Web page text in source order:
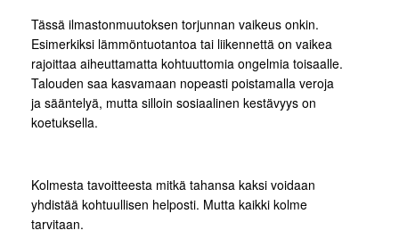
Tässä ilmastonmuutoksen torjunnan vaikeus onkin.
Esimerkiksi lämmöntuotantoa tai liikennettä on vaikea
rajoittaa aiheuttamatta kohtuuttomia ongelmia toisaalle.
Talouden saa kasvamaan nopeasti poistamalla veroja
ja sääntelyä, mutta silloin sosiaalinen kestävyys on
koetuksella.
Kolmesta tavoitteesta mitkä tahansa kaksi voidaan
yhdistää kohtuullisen helposti. Mutta kaikki kolme
tarvitaan.